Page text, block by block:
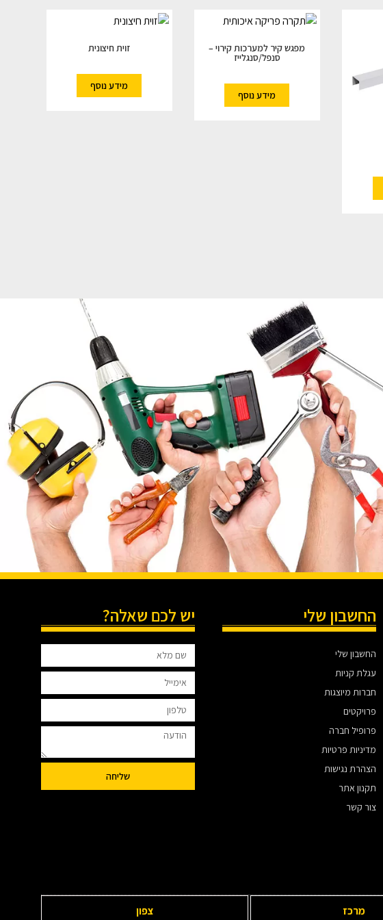
מפגש קיר למערכות קירוי –
סנפל/סנגלייז
מידע נוסף
זוית חיצונית
מידע נוסף
החשבון שלי
החשבון שלי
עגלת קניות
חברות מיוצגות
פרויקטים
פרופיל חברה
מדיניות פרטיות
הצהרת נגישות
תקנון אתר
צור קשר
יש לכם שאלה?
שליחה
מרכז צפון